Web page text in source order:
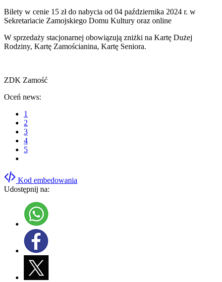
Bilety w cenie 15 zł do nabycia od 04 października 2024 r. w
Sekretariacie Zamojskiego Domu Kultury oraz online
W sprzedaży stacjonarnej obowiązują zniżki na Kartę Dużej
Rodziny, Kartę Zamościanina, Kartę Seniora.
ZDK Zamość
Oceń news:
1
2
3
4
5
Kod embedowania
Udostępnij na: